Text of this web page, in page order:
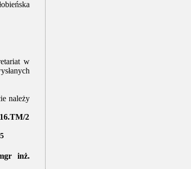
w
należy
2
inż.